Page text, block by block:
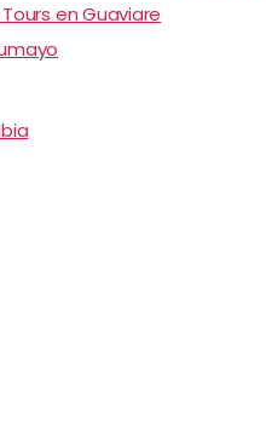
en Guaviare